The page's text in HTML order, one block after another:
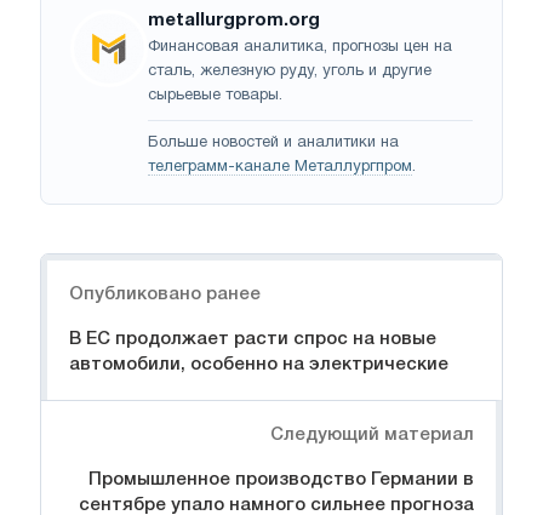
metallurgprom.org
Финансовая аналитика, прогнозы цен на
сталь, железную руду, уголь и другие
сырьевые товары.
Больше новостей и аналитики на
телеграмм-канале Металлургпром.
Опубликовано ранее
В ЕС продолжает расти спрос на новые
автомобили, особенно на электрические
Следующий материал
Промышленное производство Германии в
сентябре упало намного сильнее прогноза